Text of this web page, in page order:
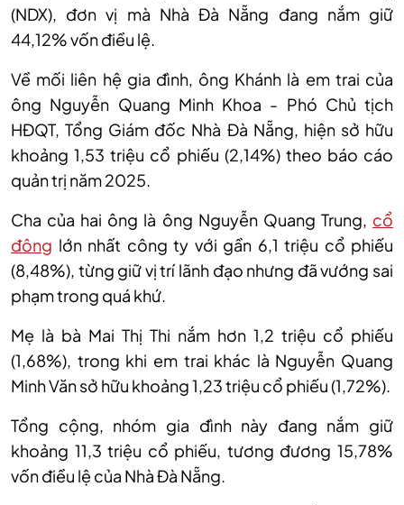
(NDX), đơn vị mà Nhà Đà Nẵng đang nắm giữ
44,12% vốn điều lệ.
Về mối liên hệ gia đình, ông Khánh là em trai của
ông Nguyễn Quang Minh Khoa - Phó Chủ tịch
HĐQT, Tổng Giám đốc Nhà Đà Nẵng, hiện sở hữu
khoảng 1,53 triệu cổ phiếu (2,14%) theo báo cáo
quản trị năm 2025.
Cha của hai ông là ông Nguyễn Quang Trung, cổ
đông lớn nhất công ty với gần 6,1 triệu cổ phiếu
(8,48%), từng giữ vị trí lãnh đạo nhưng đã vướng sai
phạm trong quá khứ.
Mẹ là bà Mai Thị Thi nắm hơn 1,2 triệu cổ phiếu
(1,68%), trong khi em trai khác là Nguyễn Quang
Minh Văn sở hữu khoảng 1,23 triệu cổ phiếu (1,72%).
Tổng cộng, nhóm gia đình này đang nắm giữ
khoảng 11,3 triệu cổ phiếu, tương đương 15,78%
vốn điều lệ của Nhà Đà Nẵng.